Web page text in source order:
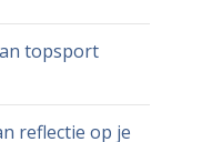
topsport
reflectie op je